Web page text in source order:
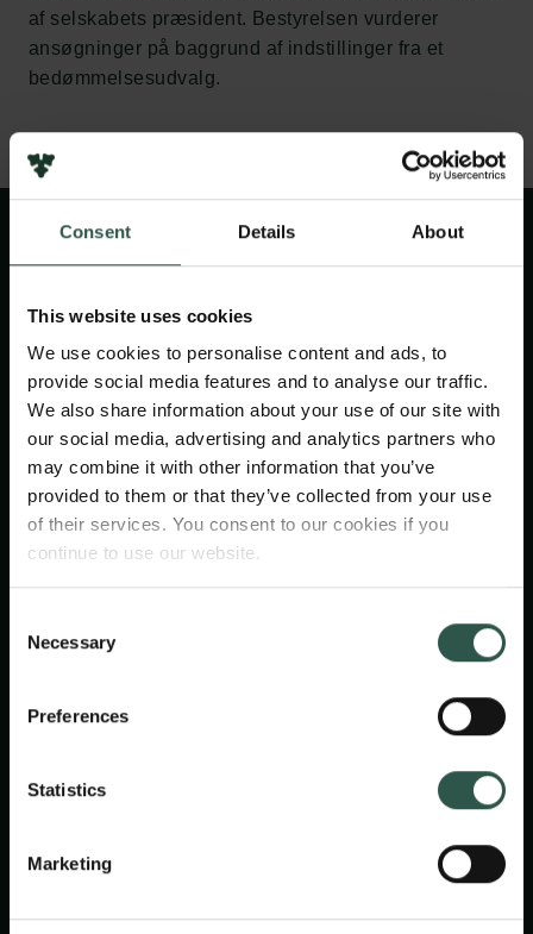
Consent Details About
This website uses cookies
We use cookies to personalise content and ads, to
provide social media features and to analyse our traffic.
We also share information about your use of our site with
our social media, advertising and analytics partners who
may combine it with other information that you’ve
provided to them or that they’ve collected from your use
of their services. You consent to our cookies if you
continue to use our website.
Selection
Necessary
Preferences
Statistics
Marketing
af selskabets præsident. Bestyrelsen vurderer
ansøgninger på baggrund af indstillinger fra et
bedømmelsesudvalg.
(forperson)
Institut for Organisation, Copenhagen
Det Kongelige Danske Videnskabernes